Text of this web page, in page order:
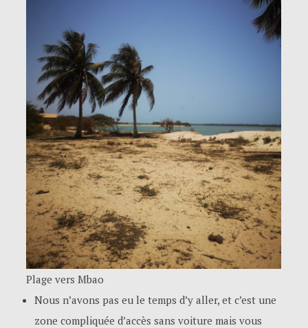
Plage vers Mbao
Nous n’avons pas eu le temps d’y aller, et c’est une
zone compliquée d’accès sans voiture mais vous